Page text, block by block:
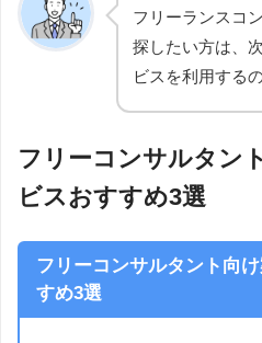
フリーランスコ
探したい方は、
ビスを利用する
フリーコンサルタン
ビスおすすめ3選
フリーコンサルタント向
すめ3選